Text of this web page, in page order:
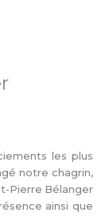
les plus
notre chagrin,
Pierre Bélanger
ainsi que